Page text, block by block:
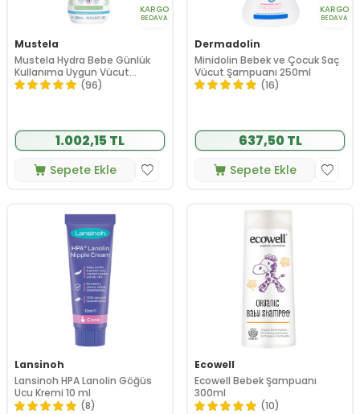
KARGO
BEDAVA
Mustela
Mustela Hydra Bebe Günlük
Kullanıma Uygun Vücut
Losyonu 300ml(96)
1.002,15 TL
Sepete Ekle
KARGO
BEDAVA
Dermadolin
Minidolin Bebek ve Çocuk Saç
Vücut Şampuanı 250ml
(16)
637,50 TL
Sepete Ekle
Lansinoh
Lansinoh HPA Lanolin Göğüs
Ucu Kremi 10 ml
(8)
Ecowell
Ecowell Bebek Şampuanı
300ml
(10)